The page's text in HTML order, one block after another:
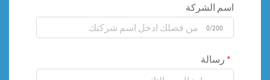
اسم الشركة
0/200
رسالة